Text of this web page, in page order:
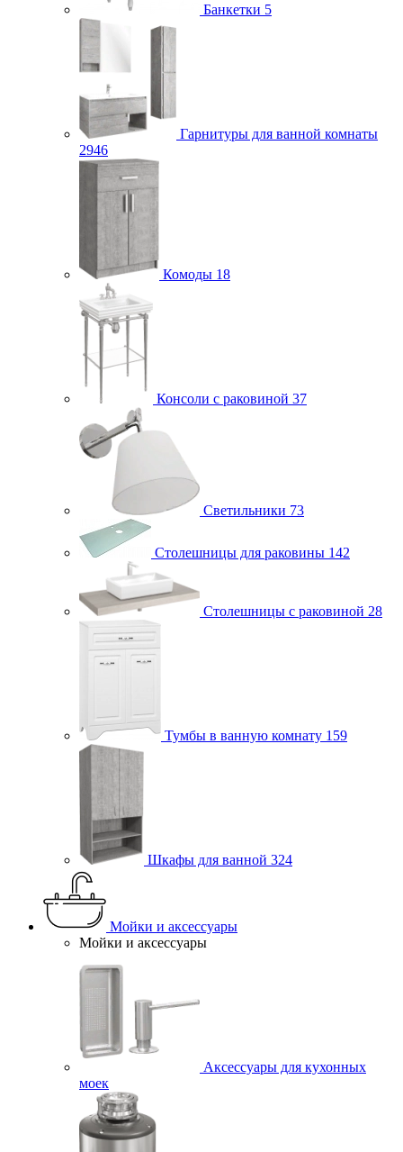
Банкетки 5
Гарнитуры для ванной комнаты
2946
Комоды 18
Консоли с раковиной 37
Светильники 73
Столешницы для раковины 142
Столешницы с раковиной 28
Тумбы в ванную комнату 159
Шкафы для ванной 324
Мойки и аксессуары
Мойки и аксессуары
Аксессуары для кухонных
моек